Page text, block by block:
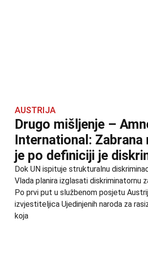
AUSTRIJA
Drugo mišljenje –
International: Zabrana
je po definiciji je
Dok UN ispituje strukturalnu
Vlada planira izglasati diskriminatornu
Po prvi put u službenom posjetu
izvjestiteljica Ujedinjenih naroda za
koja